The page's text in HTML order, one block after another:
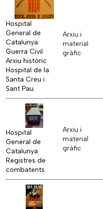
Hospital
General de
Catalunya:
Guerra Civil.
Arxiu històric
Hospital de la
Santa Creu i
Sant Pau.
Arxiu i
material
gràfic
Hospital
General de
Catalunya.
Registres de
combatents
Arxiu i
material
gràfic